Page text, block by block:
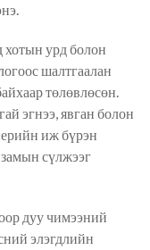
хотын урд болон
шалтгаалан
төлөвлөсөн.
эгнээ, явган болон
иж бүрэн
сүлжээг
дуу чимээний
элэгдлийн